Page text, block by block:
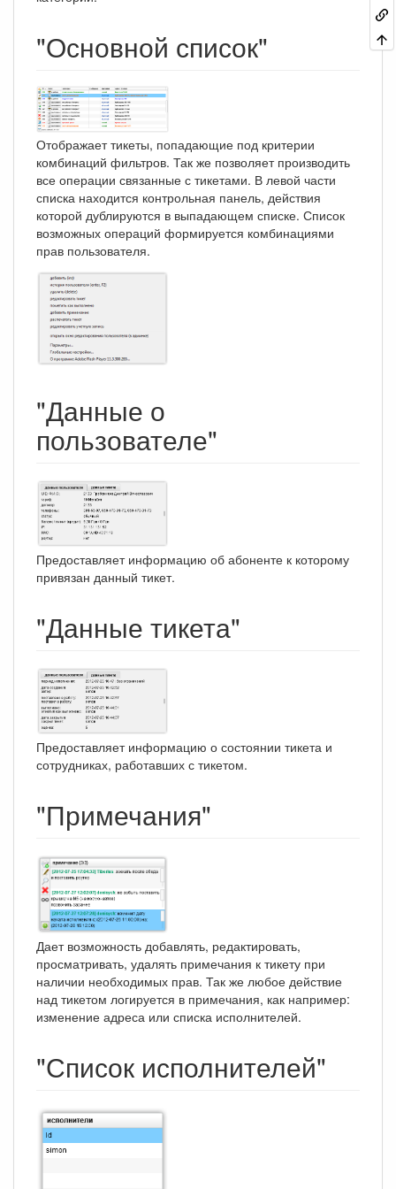
"Основной список"
Отображает тикеты, попадающие под критерии
комбинаций фильтров. Так же позволяет производить
все операции связанные с тикетами. В левой части
списка находится контрольная панель, действия
которой дублируются в выпадающем списке. Список
возможных операций формируется комбинациями
прав пользователя.
"Данные о
пользователе"
Предоставляет информацию об абоненте к которому
привязан данный тикет.
"Данные тикета"
Предоставляет информацию о состоянии тикета и
сотрудниках, работавших с тикетом.
"Примечания"
Дает возможность добавлять, редактировать,
просматривать, удалять примечания к тикету при
наличии необходимых прав. Так же любое действие
над тикетом логируется в примечания, как например:
изменение адреса или списка исполнителей.
"Список исполнителей"